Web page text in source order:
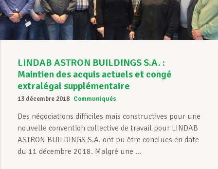
LINDAB ASTRON BUILDINGS S.A. :
Maintien des acquis actuels et congé
extralégal supplémentaire
13 décembre 2018 Communiqués
Des négociations difficiles mais constructives pour une
nouvelle convention collective de travail pour LINDAB
ASTRON BUILDINGS S.A. ont pu être conclues en date
du 11 décembre 2018. Malgré une ...